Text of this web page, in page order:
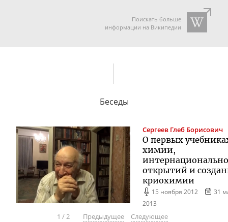
Поискать больше
информации на Википедии
Беседы
Сергеев Глеб Борисович
О первых
химии,
открытий и
криохимии
15 ноября 2012
31
2013
1 /2 Предыдущее
Следующее